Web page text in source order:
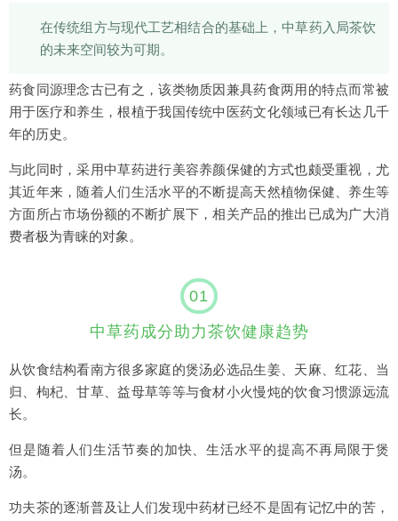
在传统组方与现代工艺相结合的基础上，中草药入局茶饮
的未来空间较为可期。
药食同源理念古已有之，该类物质因兼具药食两用的特点而常被
用于医疗和养生，根植于我国传统中医药文化领域已有长达几千
年的历史。
与此同时，采用中草药进行美容养颜保健的方式也颇受重视，尤
其近年来，随着人们生活水平的不断提高天然植物保健、养生等
方面所占市场份额的不断扩展下，相关产品的推出已成为广大消
费者极为青睐的对象。
01
中草药成分助力茶饮健康趋势
从饮食结构看南方很多家庭的煲汤必选品生姜、天麻、红花、当
归、枸杞、甘草、益母草等等与食材小火慢炖的饮食习惯源远流
长。
但是随着人们生活节奏的加快、生活水平的提高不再局限于煲
汤。
功夫茶的逐渐普及让人们发现中药材已经不是固有记忆中的苦，